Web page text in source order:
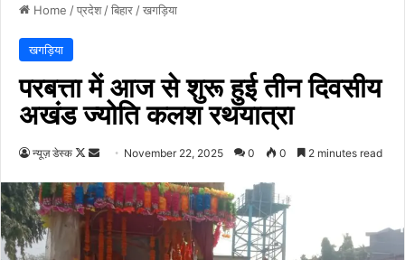
Home /प्रदेश /बिहार /खगड़िया
खगड़िया
परबत्ता में आज से शुरू हुई तीन दिवसीय
अखंड ज्योति कलश रथयात्रा
न्यूज़ डेस्क
Follow
X
Send
email
November 22, 2025 0 0 2 minutes read